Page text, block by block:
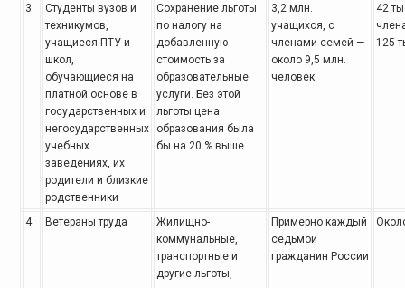
3
Студенты вузов и
техникумов,
учащиеся ПТУ и
школ,
обучающиеся на
платной основе в
государственныхи
негосударственных
учебных
заведениях, их
родители и близкие
родственники
Сохранение льготы
по налогу на
добавленную
стоимость за
образовательные
услуги. Без этой
льготы цена
образования была
бы на 20 % выше.
3,2 млн.
учащихся, с
членами семей —
около 9,5 млн.
человек
42
125
4 Ветераны труда
Жилищно-
коммунальные,
транспортные и
другие льготы,
Примерно каждый
седьмой
гражданин России